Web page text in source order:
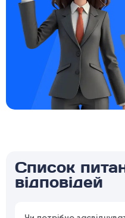
Список
відповідей